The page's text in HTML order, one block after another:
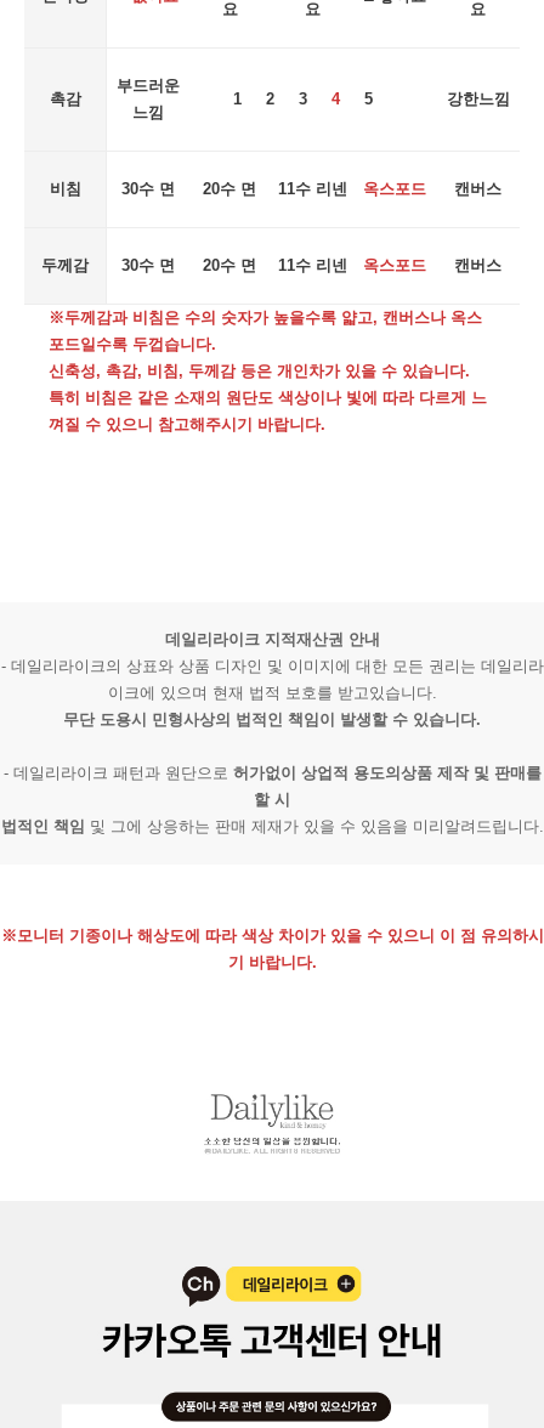
요 요 요
촉감
부드러운
느낌
1 2 3 45 강한느낌
비침 30수 면 20수 면 11수 리넨 옥스포드 캔버스
두께감 30수 면 20수 면 11수 리넨 옥스포드 캔버스
※두께감과 비침은 수의 숫자가 높을수록 얇고, 캔버스나 옥스
포드일수록 두껍습니다.
신축성, 촉감, 비침, 두께감 등은 개인차가 있을 수 있습니다.
특히 비침은 같은 소재의 원단도 색상이나 빛에 따라 다르게 느
껴질 수 있으니 참고해주시기 바랍니다.
데일리라이크 지적재산권 안내
- 데일리라이크의 상표와 상품 디자인 및 이미지에 대한 모든 권리는 데일리라
이크에 있으며 현재 법적 보호를 받고있습니다.
무단 도용시 민형사상의 법적인 책임이 발생할 수 있습니다.
- 데일리라이크 패턴과 원단으로 허가없이 상업적 용도의상품 제작 및 판매를
할 시
법적인 책임 및 그에 상응하는 판매 제재가 있을 수 있음을 미리알려드립니다.
※모니터 기종이나 해상도에 따라 색상 차이가 있을 수 있으니 이 점 유의하시
기 바랍니다.